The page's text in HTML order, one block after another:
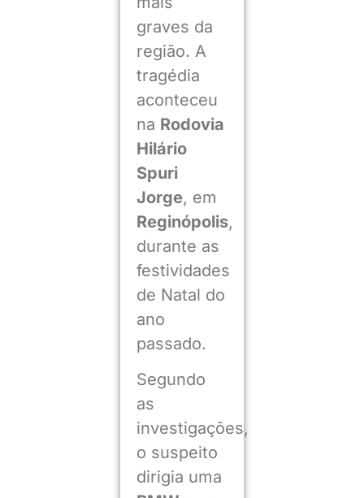
graves da
região. A
tragédia
aconteceu
na Rodovia
Hilário
Spuri
Jorge, em
Reginópolis,
durante as
festividades
de Natal do
ano
passado.
Segundo
as
investigações,
o suspeito
dirigia uma